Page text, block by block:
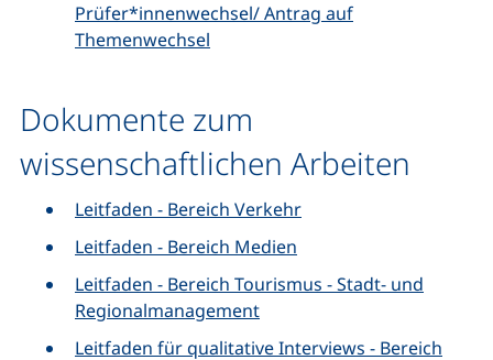
Prüfer*innenwechsel/ Antrag auf
Themenwechsel
Dokumente zum
wissenschaftlichen Arbeiten
Leitfaden - Bereich Verkehr
Leitfaden - Bereich Medien
Leitfaden - Bereich Tourismus - Stadt- und
Regionalmanagement
Leitfaden für qualitative Interviews - Bereich